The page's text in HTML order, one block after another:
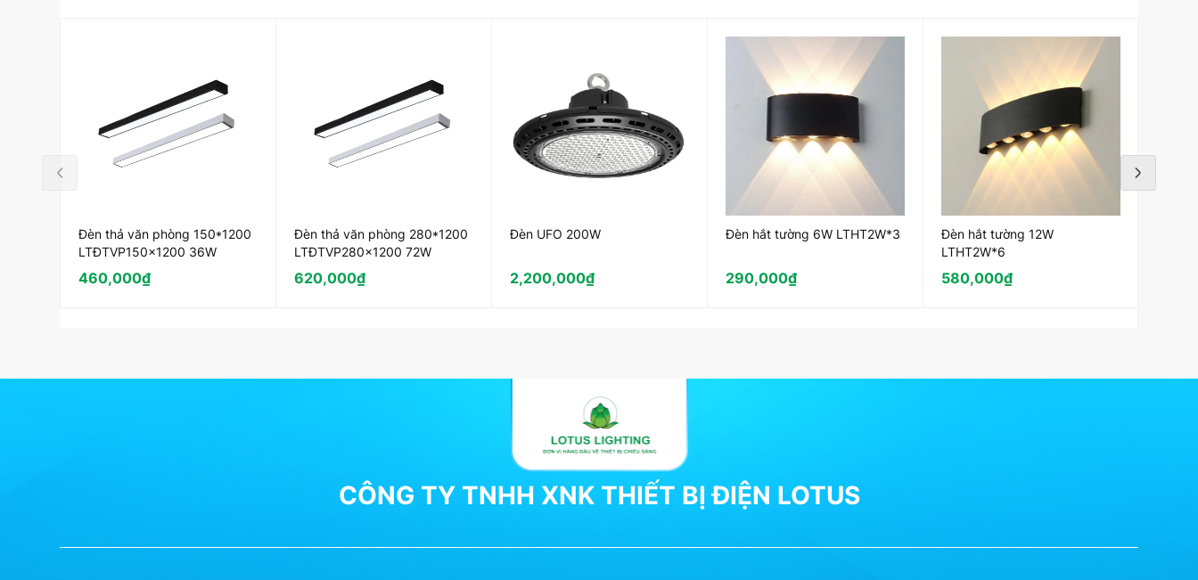
Đèn thả văn phòng 150*1200
LTĐTVP150x1200 36W
460,000₫
Đèn thả văn phòng 280*1200
LTĐTVP280x1200 72W
620,000₫
Đèn UFO 200W
2,200,000₫
Đèn hắt tường 6W LTHT2W*3
290,000₫
Đèn hắt tường 12W
LTHT2W*6
580,000₫
CÔNG TY TNHH XNK THIẾT BỊ ĐIỆN LOTUS